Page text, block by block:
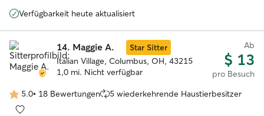
very happy!! She sent daily updates with pictures and I am
Verfügbarkeit heute aktualisiert
14. Maggie A.
Star Sitter
Italian Village, Columbus, OH, 43215
1,0 mi. Nicht verfügbar
Ab
$ 13
pro Besuch
5.0
von
5.0• 18 Bewertungen 5 wiederkehrende Haustierbesitzer